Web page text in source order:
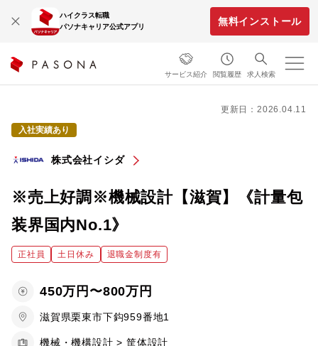
ハイクラス転職
パソナキャリア公式アプリ
無料インストール
サービス紹介 閲覧履歴 求人検索
更新日：2026.04.11
入社実績あり
株式会社イシダ
※売上好調※機械設計【滋賀】《計量包
装界国内No.1》
正社員 土日休み 退職金制度有
450万円〜800万円
滋賀県栗東市下鈎959番地1
機械・機構設計 > 筐体設計